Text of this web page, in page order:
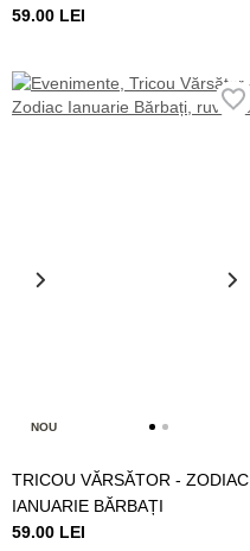
59.00 LEI
NOU
TRICOU VĂRSĂTOR - ZODIAC
IANUARIE BĂRBAȚI
59.00 LEI